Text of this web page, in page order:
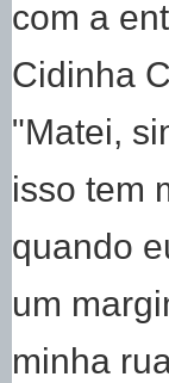
com a
Cidinha
"Matei,
isso tem
quando
um
minha